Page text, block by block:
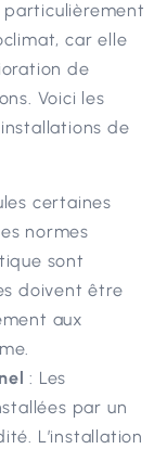
particulièrement
car elle
de
Voici les
de
certaines
normes
sont
doivent être
aux
: Les
par un
L’installation